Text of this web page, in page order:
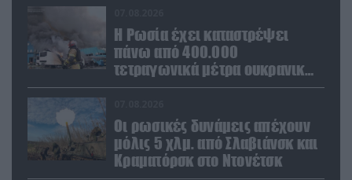
Η Ρωσία έχει καταστρέψει
πάνω από 400.000
τετραγωνικά μέτρα ουκρανικών
εγκαταστάσεων τον Ιούλιο
Οι ρωσικές δυνάμεις απέχουν
μόλις 5 χλμ. από Σλαβιάνσκ και
Κραματόρσκ στο Ντονέτσκ